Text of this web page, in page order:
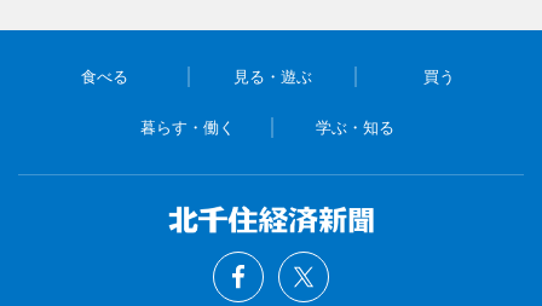
食べる 見る・遊ぶ 買う
暮らす・働く 学ぶ・知る